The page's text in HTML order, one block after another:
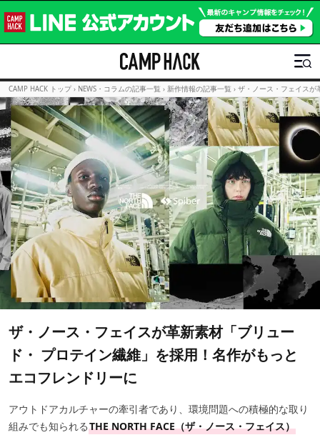
CAMP HACK トップ › NEWS・コラムの記事一覧 › 新作情報の記事一覧 › ザ・ノース・フェイスが
ザ・ノース・フェイスが革新素材「ブリュー
ド・ プロテイン繊維」を採用！名作がもっと
エコフレンドリーに
アウトドアカルチャーの牽引者であり、環境問題への積極的な取り
組みでも知られるTHE NORTH FACE（ザ・ノース・フェイス）